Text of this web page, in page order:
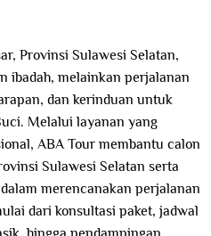
Provinsi Sulawesi Selatan,
ibadah, melainkan perjalanan
dan kerinduan untuk
Melalui layanan yang
ABA Tour membantu calon
Sulawesi Selatan serta
merencanakan perjalanan
dari konsultasi paket, jadwal